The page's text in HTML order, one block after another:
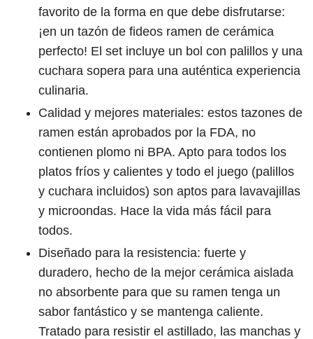
favorito de la forma en que debe disfrutarse:
¡en un tazón de fideos ramen de cerámica
perfecto! El set incluye un bol con palillos y una
cuchara sopera para una auténtica experiencia
culinaria.
Calidad y mejores materiales: estos tazones de
ramen están aprobados por la FDA, no
contienen plomo ni BPA. Apto para todos los
platos fríos y calientes y todo el juego (palillos
y cuchara incluidos) son aptos para lavavajillas
y microondas. Hace la vida más fácil para
todos.
Diseñado para la resistencia: fuerte y
duradero, hecho de la mejor cerámica aislada
no absorbente para que su ramen tenga un
sabor fantástico y se mantenga caliente.
Tratado para resistir el astillado, las manchas y